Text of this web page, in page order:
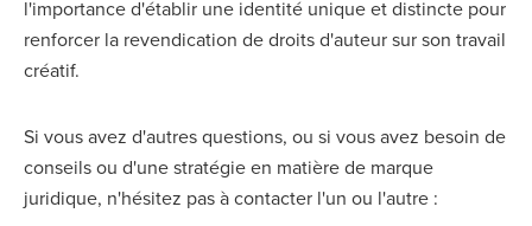
l'importance d'établir une identité unique et distincte pour
renforcer la revendication de droits d'auteur sur son travail
créatif.
Si vous avez d'autres questions, ou si vous avez besoin de
conseils ou d'une stratégie en matière de marque
juridique, n'hésitez pas à contacter l'un ou l'autre :